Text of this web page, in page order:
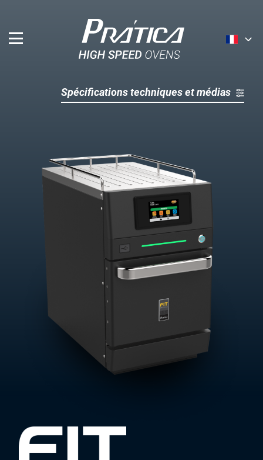
Français
Spécifications techniques et médias